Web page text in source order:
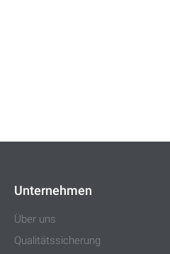
Unternehmen
Über uns
Qualitätssicherung